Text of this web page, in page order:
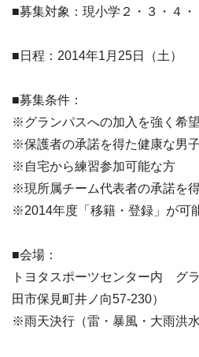
■募集対象：現小学２・３・４・
■日程：2014年1月25日（土）
■募集条件：
※グランパスへの加入を強く希
※保護者の承諾を得た健康な男子
※自宅から練習参加可能な方
※現所属チーム代表者の承諾を
※2014年度「移籍・登録」が可
■会場：
トヨタスポーツセンター内 グ
田市保見町井ノ向57-230）
※雨天決行（雷・暴風・大雨洪水